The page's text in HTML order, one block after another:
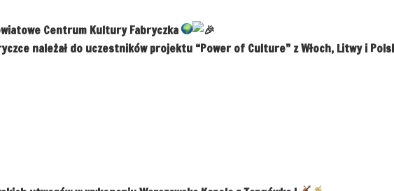
Centrum Kultury Fabryczka
należał do uczestników projektu “Power of Culture” z Włoch, Litwy i